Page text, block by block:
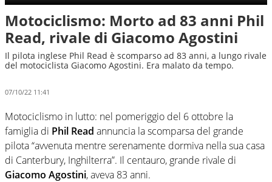
Motociclismo: Morto ad 83 anni Phil
Read, rivale di Giacomo Agostini
Il pilota inglese Phil Read è scomparso ad 83 anni, a lungo rivale
del motociclista Giacomo Agostini. Era malato da tempo.
07/10/22 11:41
Motociclismo in lutto: nel pomeriggio del 6 ottobre la
famiglia di Phil Read annuncia la scomparsa del grande
pilota “avvenuta mentre serenamente dormiva nella sua casa
di Canterbury, Inghilterra”. Il centauro, grande rivale di
Giacomo Agostini, aveva 83 anni.